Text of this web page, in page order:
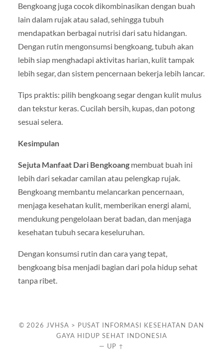
Bengkoang juga cocok dikombinasikan dengan buah
lain dalam rujak atau salad, sehingga tubuh
mendapatkan berbagai nutrisi dari satu hidangan.
Dengan rutin mengonsumsi bengkoang, tubuh akan
lebih siap menghadapi aktivitas harian, kulit tampak
lebih segar, dan sistem pencernaan bekerja lebih lancar.
Tips praktis: pilih bengkoang segar dengan kulit mulus
dan tekstur keras. Cucilah bersih, kupas, dan potong
sesuai selera.
Kesimpulan
Sejuta Manfaat Dari Bengkoangmembuat buah ini
lebih dari sekadar camilan atau pelengkap rujak.
Bengkoang membantu melancarkan pencernaan,
menjaga kesehatan kulit, memberikan energi alami,
mendukung pengelolaan berat badan, dan menjaga
kesehatan tubuh secara keseluruhan.
Dengan konsumsi rutin dan cara yang tepat,
bengkoang bisa menjadi bagian dari pola hidup sehat
tanpa ribet.
© 2026 JVHSA > PUSAT INFORMASI KESEHATAN DAN
GAYA HIDUP SEHAT INDONESIA
— UP ↑